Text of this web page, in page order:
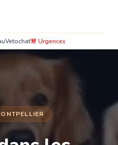
Vetochat🚨 Urgences